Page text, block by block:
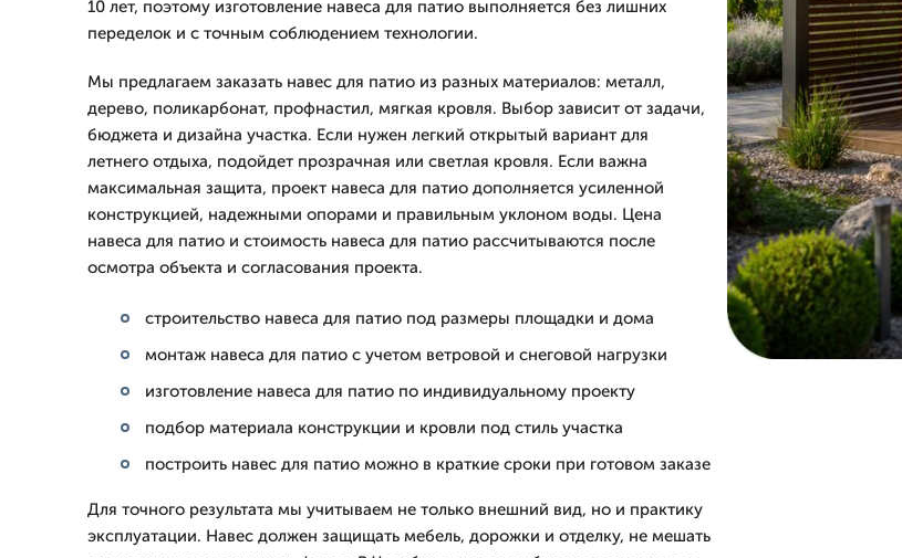
10 лет, поэтому изготовление навеса для патио выполняется без лишних
переделок и с точным соблюдением технологии.
Мы предлагаем заказать навес для патио из разных материалов: металл,
дерево, поликарбонат, профнастил, мягкая кровля. Выбор зависит от задачи,
бюджета и дизайна участка. Если нужен легкий открытый вариант для
летнего отдыха, подойдет прозрачная или светлая кровля. Если важна
максимальная защита, проект навеса для патио дополняется усиленной
конструкцией, надежными опорами и правильным уклоном воды. Цена
навеса для патио и стоимость навеса для патио рассчитываются после
осмотра объекта и согласования проекта.
строительство навеса для патио под размеры площадки и дома
монтаж навеса для патио с учетом ветровой и снеговой нагрузки
изготовление навеса для патио по индивидуальному проекту
подбор материала конструкции и кровли под стиль участка
построить навес для патио можно в краткие сроки при готовом заказе
Для точного результата мы учитываем не только внешний вид, но и практику
эксплуатации. Навес должен защищать мебель, дорожки и отделку, не мешать